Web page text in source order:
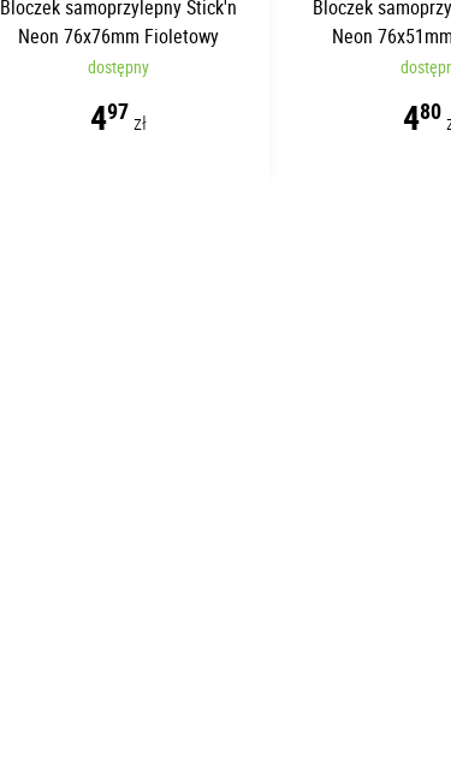
Bloczek samoprzylepny Stick'n
Neon 76x76mm Fioletowy
dostępny
497zł
Bloczek
Neon
480